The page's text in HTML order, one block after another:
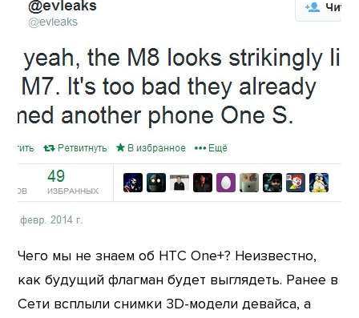
Чего мы не знаем об HTC One+? Неизвестно,
как будущий флагман будет выглядеть. Ранее в
Сети всплыли снимки 3D-модели девайса, а